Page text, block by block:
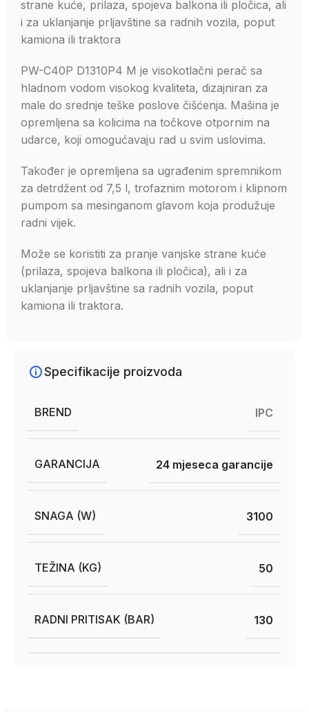
strane kuće, prilaza, spojeva balkona ili pločica, ali
i za uklanjanje prljavštine sa radnih vozila, poput
kamiona ili traktora
PW-C40P D1310P4 M je visokotlačni perač sa
hladnom vodom visokog kvaliteta, dizajniran za
male do srednje teške poslove čišćenja. Mašina je
opremljena sa kolicima na točkove otpornim na
udarce, koji omogućavaju rad u svim uslovima.
Također je opremljena sa ugrađenim spremnikom
za detrdžent od 7,5 l, trofaznim motorom i klipnom
pumpom sa mesinganom glavom koja produžuje
radni vijek.
Može se koristiti za pranje vanjske strane kuće
(prilaza, spojeva balkona ili pločica), ali i za
uklanjanje prljavštine sa radnih vozila, poput
kamiona ili traktora.
Specifikacije proizvoda
BREND IPC
GARANCIJA 24 mjeseca garancije
SNAGA (W) 3100
TEŽINA (KG) 50
RADNI PRITISAK (BAR) 130